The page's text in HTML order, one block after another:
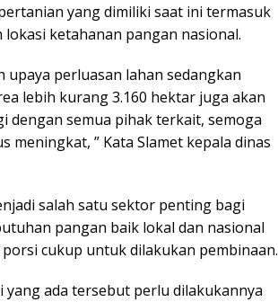
yang dimiliki saat ini termasuk
ketahanan pangan nasional.
upaya perluasan lahan sedangkan
lebih kurang 3.160 hektar juga akan
dengan semua pihak terkait, semoga
meningkat, ” Kata Slamet kepala dinas
salah satu sektor penting bagi
pangan baik lokal dan nasional
cukup untuk dilakukan pembinaan.
ada tersebut perlu dilakukannya